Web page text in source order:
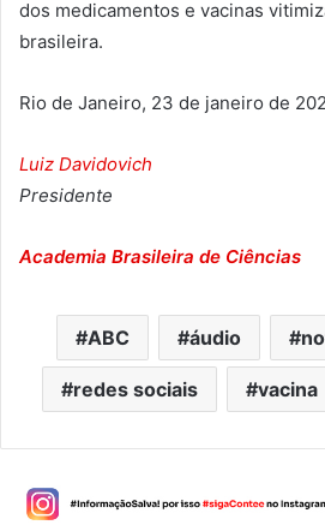
dos medicamentos e vacinas
brasileira.
Rio de Janeiro, 23 de janeiro de
Luiz Davidovich
Presidente
Academia Brasileira de Ciências
ABC áudio
redes sociais vacina